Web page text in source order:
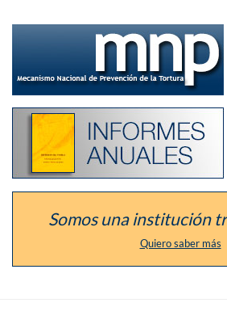
del
defensor
como
Mecanismo
Prevención
Listado
informes
anuales
de
la
Somos una institución
Quiero saber más